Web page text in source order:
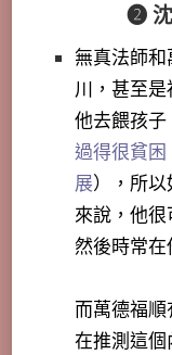
➋ 沈
無真法師
川，甚至
他去餵孩子
過得很貧
展），所
來說，他很
然後時常
而萬德福
在推測這